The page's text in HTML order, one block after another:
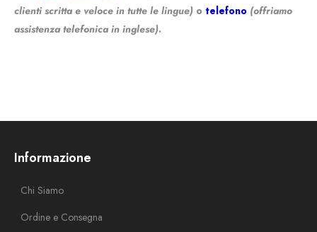
clienti scritta e veloce in tutte le lingue) o telefono (offriamo
assistenza telefonica in inglese).
Informazione
Chi Siamo
Ordine e Consegna